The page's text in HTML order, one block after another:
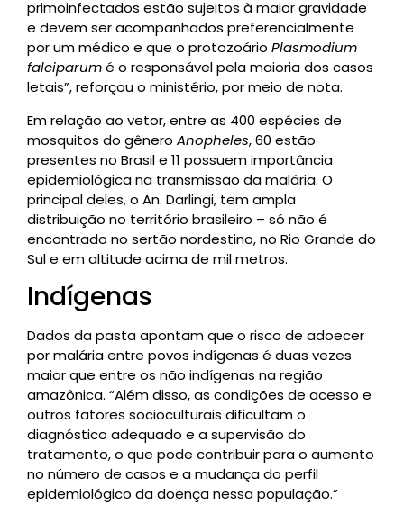
primoinfectados estão sujeitos à maior gravidade
e devem ser acompanhados preferencialmente
por um médico e que o protozoário Plasmodium
falciparumé o responsável pela maioria dos casos
letais”, reforçou o ministério, por meio de nota.
Em relação ao vetor, entre as 400 espécies de
mosquitos do gênero Anopheles, 60 estão
presentes no Brasil e 11 possuem importância
epidemiológica na transmissão da malária. O
principal deles, o An. Darlingi, tem ampla
distribuição no território brasileiro – só não é
encontrado no sertão nordestino, no Rio Grande do
Sul e em altitude acima de mil metros.
Indígenas
Dados da pasta apontam que o risco de adoecer
por malária entre povos indígenas é duas vezes
maior que entre os não indígenas na região
amazônica. “Além disso, as condições de acesso e
outros fatores socioculturais dificultam o
diagnóstico adequado e a supervisão do
tratamento, o que pode contribuir para o aumento
no número de casos e a mudança do perfil
epidemiológico da doença nessa população.”